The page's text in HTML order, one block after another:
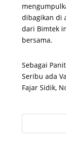
dibagikan di
dari Bimtek
bersama.
Sebagai
Seribu ada
Fajar Sidik,